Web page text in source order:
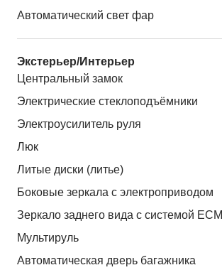
Автоматический свет фар
Экстерьер/Интерьер
Центральный замок
Электрические стеклоподъёмники
Электроусилитель руля
Люк
Литые диски (литье)
Боковые зеркала с электроприводом
Зеркало заднего вида с системой ЕСМ
Мультируль
Автоматическая дверь багажника